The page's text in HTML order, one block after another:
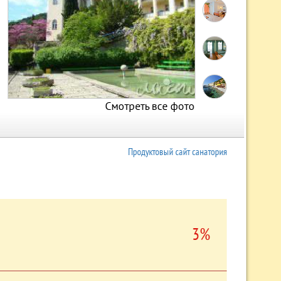
Смотреть все фото
Продуктовый сайт санатория
3%